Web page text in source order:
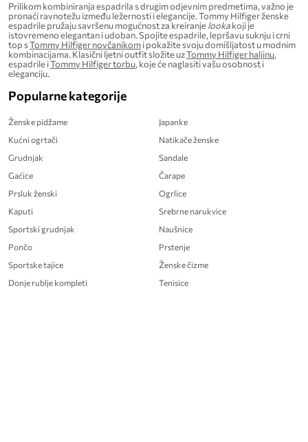
Prilikom kombiniranja espadrila s drugim odjevnim predmetima, važno je
pronaći ravnotežu između ležernosti i elegancije. Tommy Hilfiger ženske
espadrile pružaju savršenu mogućnost za kreiranjelookakoji je
istovremeno elegantan i udoban. Spojite espadrile, lepršavu suknju i crni
top sTommy Hilfiger novčanikomi pokažite svoju domišljatost u modnim
kombinacijama. Klasični ljetni outfit složite uzTommy Hilfiger haljinu,
espadrile iTommy Hilfiger torbu, koje će naglasiti vašu osobnost i
eleganciju.
Popularne kategorije
Ženske pidžame
Kućni ogrtači
Grudnjak
Gaćice
Prsluk ženski
Kaputi
Sportski grudnjak
Pončo
Sportske tajice
Donje rublje kompleti
Japanke
Natikače ženske
Sandale
Čarape
Ogrlice
Srebrne narukvice
Naušnice
Prstenje
Ženske čizme
Tenisice